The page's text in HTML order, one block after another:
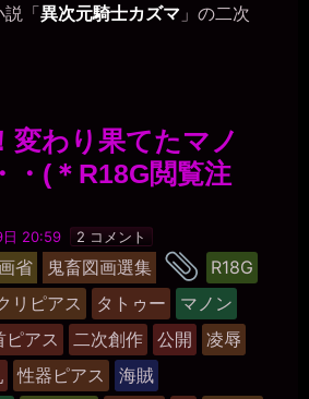
説「異次元騎士カズマ 」の二次
変わり果てたマノ
・(＊R18G閲覧注
日 20:59 最
低
の
豚
小
屋
2 コメント
省 鬼畜図画選集
タ
グ
R18G
リピアス タトゥー
マノン
ピアス 二次創作 公開
凌辱
性器ピアス
海賊